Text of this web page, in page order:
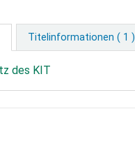
Titelinformationen ( 1 )
des KIT